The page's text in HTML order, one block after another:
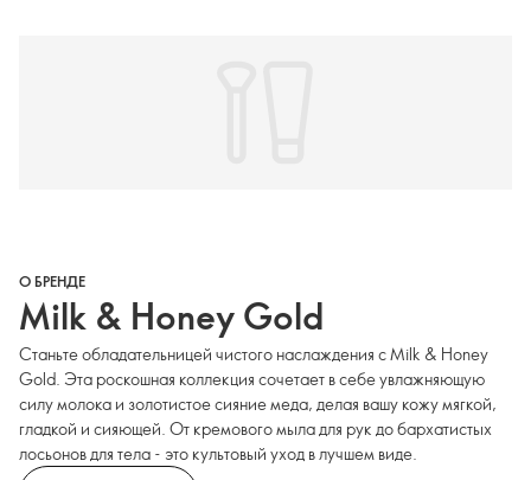
О БРЕНДЕ
Milk & Honey Gold
Станьте обладательницей чистого наслаждения с Milk & Honey
Gold. Эта роскошная коллекция сочетает в себе увлажняющую
силу молока и золотистое сияние меда, делая вашу кожу мягкой,
гладкой и сияющей. От кремового мыла для рук до бархатистых
лосьонов для тела - это культовый уход в лучшем виде.